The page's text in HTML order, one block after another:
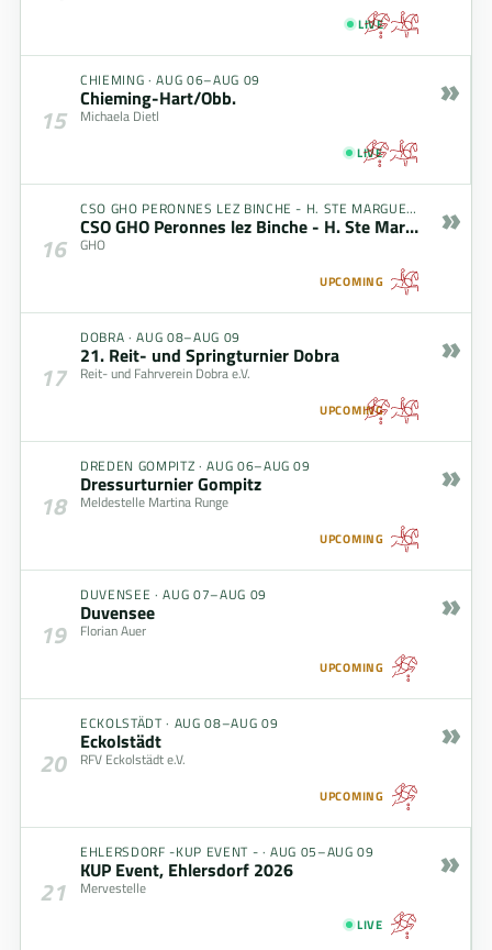
LIVE
15
CHIEMING ·AUG 06–AUG 09
Chieming-Hart/Obb.
Michaela Dietl
LIVE
»
16
CSO GHO PERONNES LEZ BINCHE - H. STE MARGUERITE
CSO GHO Peronnes lez Binche - H. Ste Marguerite
GHO
UPCOMING
»
17
DOBRA ·AUG 08–AUG 09
21. Reit- und Springturnier Dobra
Reit- und Fahrverein Dobra e.V.
UPCOMING
»
18
DREDEN GOMPITZ ·AUG 06–AUG 09
Dressurturnier Gompitz
Meldestelle Martina Runge
UPCOMING
»
19
DUVENSEE ·AUG 07–AUG 09
Duvensee
Florian Auer
UPCOMING
»
20
ECKOLSTÄDT · AUG 08–AUG 09
Eckolstädt
RFV Eckolstädt e.V.
UPCOMING
»
21
EHLERSDORF -KUP EVENT - ·AUG 05–AUG 09
KUP Event, Ehlersdorf 2026
Mervestelle
LIVE
»